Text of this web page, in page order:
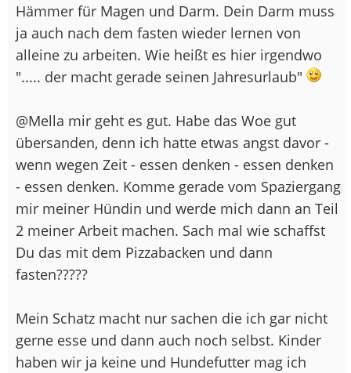
Hämmer für Magen und Darm. Dein Darm muss
ja auch nach dem fasten wieder lernen von
alleine zu arbeiten. Wie heißt es hier irgendwo
"..... der macht gerade seinen Jahresurlaub"
@Mella mir geht es gut. Habe das Woe gut
übersanden, denn ich hatte etwas angst davor -
wenn wegen Zeit - essen denken - essen denken
- essen denken. Komme gerade vom Spaziergang
mir meiner Hündin und werde mich dann an Teil
2 meiner Arbeit machen. Sach mal wie schaffst
Du das mit dem Pizzabacken und dann
fasten?????
Mein Schatz macht nur sachen die ich gar nicht
gerne esse und dann auch noch selbst. Kinder
haben wir ja keine und Hundefutter mag ich